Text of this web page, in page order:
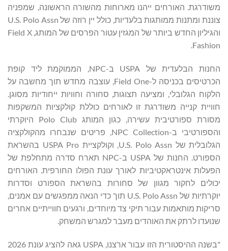
משודרגת. האורחים ייהנו מארוחות מהשורה הראשונה, שמפניה
צוננת ומתנות ממותגות בלעדיות, כולל יין רוזה של U.S. Polo Assn
והגיליון החדש ביותר של המגזין עטור הפרסים של המותג, Field X
Fashion.
החנות הבלעדית של USPA ב-NPC, הממוקמת ליד קופת
הכרטיסים בכניסה ל-Field One, עוצבה מחדש תוך מחשבה על
הלקוח הגלובלי, ומציעה תצוגות, סחורה וחוויות ייחודיות מסוגן.
חוויית קנייה משודרגת זו לאורחים כוללת קולקציות המשקפות
מסורת ספורטיבית עשירה, כגון המותג Polo Club היוקרתי
והספורטיבי ב-NPC Collection, פריטים שנבחרו מהקולקציה
הגלובלית של U.S. Polo Assn, וקולקציית USPA Pro בהשראת
הספורט. החנות של USPA ב-NPC תארח סדרה מתחלפת של
הפעלות אינטראקטיביות לאורך עונת הפולו החורפית. האורחים
יכולים לחקור מגוון של סחורות בהשראת הספורט וסדרות
יוקרתיות של U.S. Polo Assn תוך כדי הנאה ממפגשים עם אמנים,
סריקות מותאמות עבור תיקי צד מיוחדים, ורגעים חווייתיים אחרים
שנועדו לרתק את האוהדים מעבר למגרש המשחק.
"בשנה ההיסטורית הזו עבור ארצנו, USPA גאה להציג עונת 2026